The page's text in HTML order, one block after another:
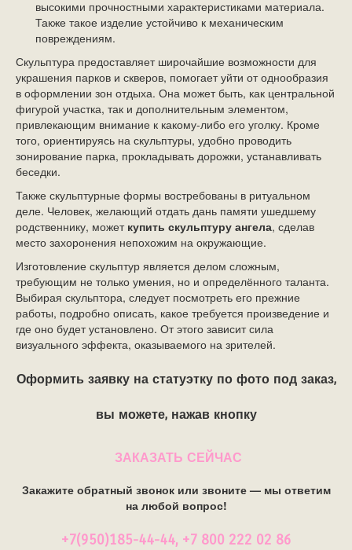
высокими прочностными характеристиками материала.
Также такое изделие устойчиво к механическим
повреждениям.
Скульптура предоставляет широчайшие возможности для
украшения парков и скверов, помогает уйти от однообразия
в оформлении зон отдыха. Она может быть, как центральной
фигурой участка, так и дополнительным элементом,
привлекающим внимание к какому-либо его уголку. Кроме
того, ориентируясь на скульптуры, удобно проводить
зонирование парка, прокладывать дорожки, устанавливать
беседки.
Также скульптурные формы востребованы в ритуальном
деле. Человек, желающий отдать дань памяти ушедшему
родственнику, может купить скульптуру ангела, сделав
место захоронения непохожим на окружающие.
Изготовление скульптур является делом сложным,
требующим не только умения, но и определённого таланта.
Выбирая скульптора, следует посмотреть его прежние
работы, подробно описать, какое требуется произведение и
где оно будет установлено. От этого зависит сила
визуального эффекта, оказываемого на зрителей.
Оформить заявку на статуэтку по фото под заказ,
вы можете, нажав кнопку
ЗАКАЗАТЬ СЕЙЧАС
Закажите обратный звонок или звоните — мы ответим
на любой вопрос!
+7(950)185-44-44, +7 800 222 02 86